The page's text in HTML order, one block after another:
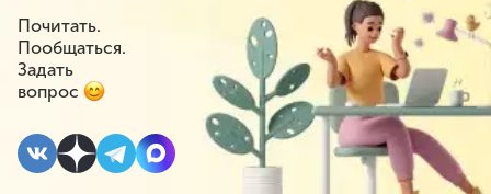
Почитать.
Пообщаться.
Задать
вопрос